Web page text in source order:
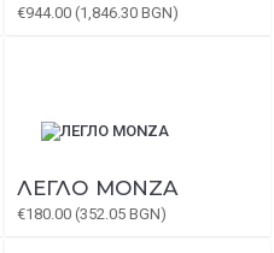
€944.00 (1,846.30 BGN)
ЛЕГЛО MONZA
€180.00 (352.05 BGN)